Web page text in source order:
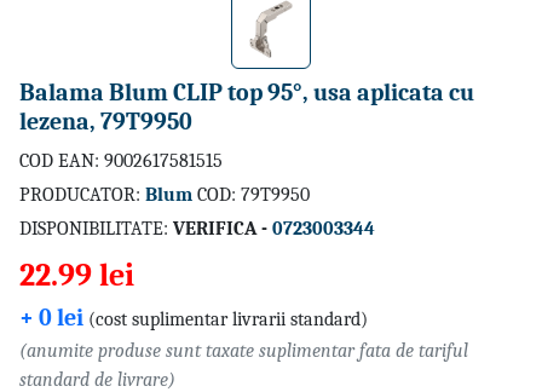
Balama Blum CLIP top 95°, usa aplicata cu
lezena, 79T9950
COD EAN: 9002617581515
PRODUCATOR: Blum COD: 79T9950
DISPONIBILITATE: VERIFICA - 0723003344
22.99 lei
+ 0 lei (cost suplimentar livrarii standard)
(anumite produse sunt taxate suplimentar fata de tariful
standard de livrare)